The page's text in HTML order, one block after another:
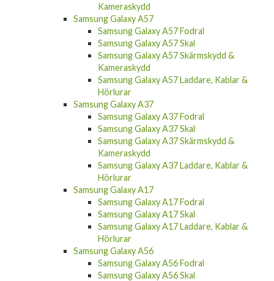
Kameraskydd
Samsung Galaxy A57
Samsung Galaxy A57 Fodral
Samsung Galaxy A57 Skal
Samsung Galaxy A57 Skärmskydd &
Kameraskydd
Samsung Galaxy A57 Laddare, Kablar &
Hörlurar
Samsung Galaxy A37
Samsung Galaxy A37 Fodral
Samsung Galaxy A37 Skal
Samsung Galaxy A37 Skärmskydd &
Kameraskydd
Samsung Galaxy A37 Laddare, Kablar &
Hörlurar
Samsung Galaxy A17
Samsung Galaxy A17 Fodral
Samsung Galaxy A17 Skal
Samsung Galaxy A17 Laddare, Kablar &
Hörlurar
Samsung Galaxy A56
Samsung Galaxy A56 Fodral
Samsung Galaxy A56 Skal